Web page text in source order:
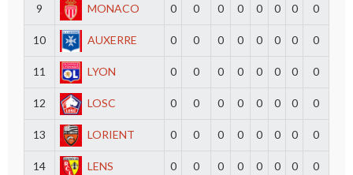
9 MONACO 0 0 0 0 0 0 0 0
10 AUXERRE 0 0 0 0 0 0 0 0
11 LYON 0 0 0 0 0 0 0 0
12 LOSC 0 0 0 0 0 0 0 0
13 LORIENT 0 0 0 0 0 0 0 0
14 LENS 0 0 0 0 0 0 0 0